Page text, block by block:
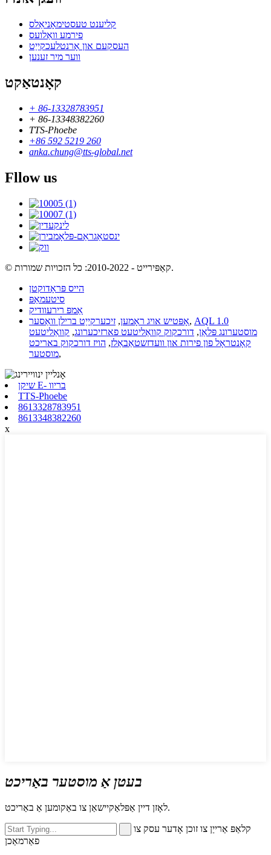
קליענט טעסטימאָניאַלס
פירמע וואַלועס
העסקעם און אָרנטלעכקייַט
ווער מיר זענען
קאָנטאַקט
+ 86-13328783951
+ 86-13348382260
TTS-Phoebe
+86 592 5219 260
anka.chung@tts-global.net
Fllow us
© קאַפּירייט - 2010-2022: כל הזכויות שמורות.
הייס פּראָדוקטן
סיטעמאַפּ
אַמפּ רירעוודיק
אָפּטיש אויג ראָמען, זיכערקייַט ברילן וואַסער , AQL 1.0
מוסטערונג פּלאַן, דורכקוק קוואַליטעט פארזיכערונג, קוואַליטעט
קאָנטראָל פון פירות און וועדזשטאַבאַלז, הויז דורכקוק באריכט
מוסטער,
שיקן E- בריוו
TTS-Phoebe
8613328783951
8613348382260
x
בעטן אַ מוסטער באַריכט
לאָזן דיין אַפּלאַקיישאַן צו באַקומען אַ באַריכט.
קלאַפּ אַרייַן צו זוכן אָדער עסק צו
פאַרמאַכן